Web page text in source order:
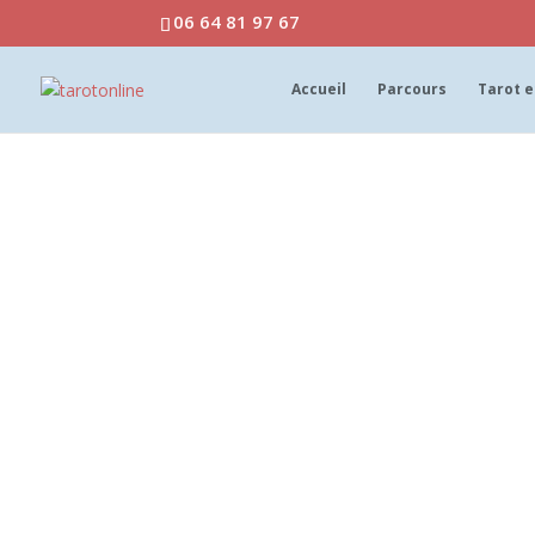
06 64 81 97 67
Accueil Parcours Tarot